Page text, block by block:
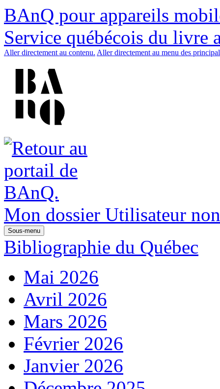
BAnQ pour appareils
Service québécois du livre
Aller directement au contenu. Aller directement au menu des
Mon dossier Utilisateur
Sous-menu
Bibliographie du Québec
Mai 2026
Avril 2026
Mars 2026
Février 2026
Janvier 2026